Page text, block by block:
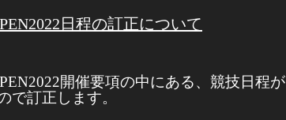
日程の訂正について
開催要項の中にある、競技日程が
で訂正します。